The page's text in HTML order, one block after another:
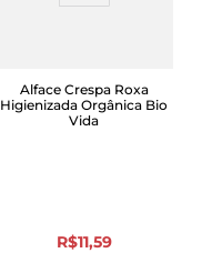
Alface Crespa Roxa
Higienizada Orgânica Bio
Vida
R$11,59